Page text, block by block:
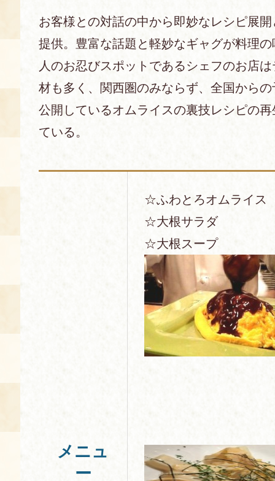
お客様との対話の中から即妙なレシピ展
提供。豊富な話題と軽妙なギャグが料理
人のお忍びスポットであるシェフのお店
材も多く、関西圏のみならず、全国から
公開しているオムライスの裏技レシピの
ている。
メニュ
ー
☆ふわとろオムライス
☆大根サラダ
☆大根スープ